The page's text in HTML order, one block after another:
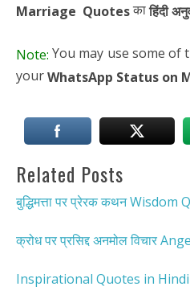
Marriage Quotesकाहिंदी
Note: You may use some of
yourWhatsApp Status on
Related Posts
बुद्धिमत्ता पर प्रेरक कथन
क्रोध पर प्रसिद्द अनमोल विचार
Inspirational Quotes in Hindi